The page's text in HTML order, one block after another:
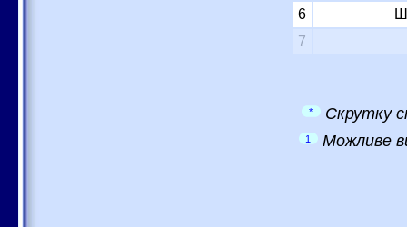
6
7
* Скрутку
1 Можливе